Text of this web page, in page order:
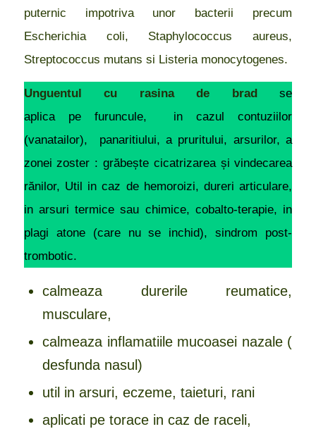
puternic impotriva unor bacterii precum
Escherichia coli, Staphylococcus aureus,
Streptococcus mutans si Listeria monocytogenes.
Unguentul cu rasina de brad
se
aplica pe furuncule, in cazul contuziilor
(vanatailor), panaritiului, a pruritului, arsurilor, a
zonei zoster : grăbește cicatrizarea și vindecarea
rănilor, Util in caz de hemoroizi, dureri articulare,
in arsuri termice sau chimice, cobalto-terapie, in
plagi atone (care nu se inchid), sindrom post-
trombotic.
calmeaza durerile reumatice,
musculare,
calmeaza inflamatiile mucoasei nazale (
desfunda nasul)
util in arsuri, eczeme, taieturi, rani
aplicati pe torace in caz de raceli,